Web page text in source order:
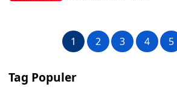
1 2 3 4 5
Tag Populer